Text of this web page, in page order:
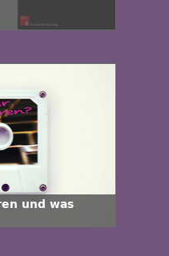
und was